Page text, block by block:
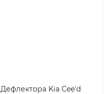
Дефлектора Kia Cee'd